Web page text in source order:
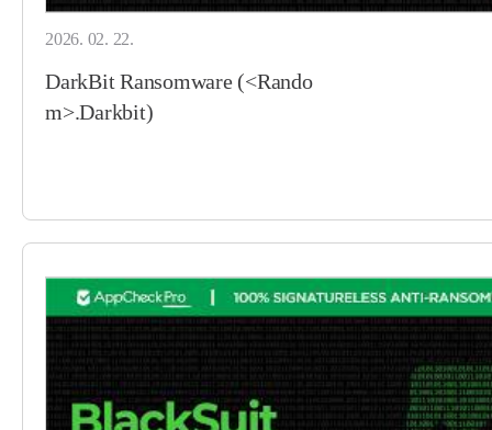
2026. 02. 22.
DarkBit Ransomware (<Rando
m>.Darkbit)